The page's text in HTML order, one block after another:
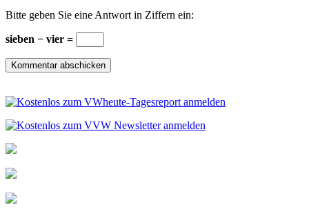
Bitte geben Sie eine Antwort in Ziffern ein:
sieben − vier =